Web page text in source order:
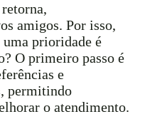
amigos. Por isso,
prioridade é
O primeiro passo é
e
permitindo
o atendimento.